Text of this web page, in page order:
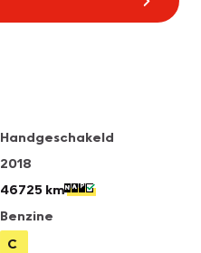
Handgeschakeld
2018
46725 km
Benzine
C